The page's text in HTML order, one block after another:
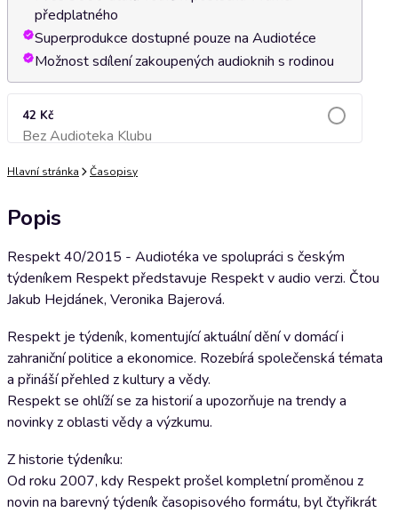
předplatného
Superprodukce dostupné pouze na Audiotéce
Možnost sdílení zakoupených audioknih s rodinou
42 Kč
Bez Audioteka KlubuPřidat do košíku
Hlavní stránka Časopisy
Popis
Respekt 40/2015 - Audiotéka ve spolupráci s českým
týdeníkem Respekt představuje Respekt v audio verzi. Čtou
Jakub Hejdánek, Veronika Bajerová.
Respekt je týdeník, komentující aktuální dění v domácí i
zahraniční politice a ekonomice. Rozebírá společenská témata
a přináší přehled z kultury a vědy.
Respekt se ohlíží se za historií a upozorňuje na trendy a
novinky z oblasti vědy a výzkumu.
Z historie týdeníku:
Od roku 2007, kdy Respekt prošel kompletní proměnou z
novin na barevný týdeník časopisového formátu, byl čtyřikrát